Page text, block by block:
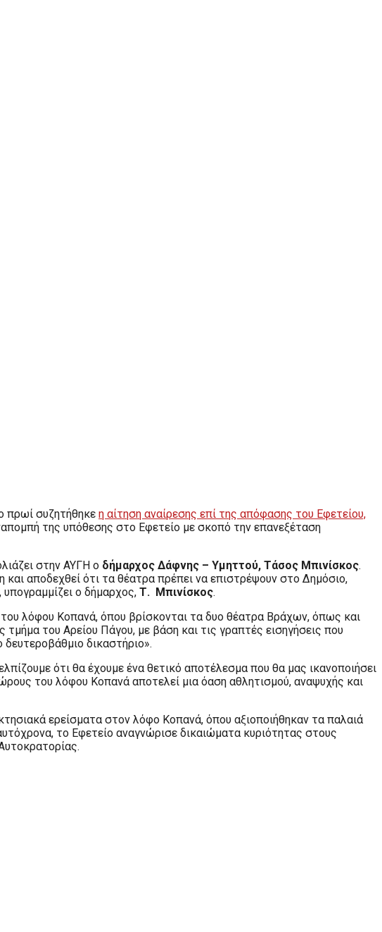
πρωί συζητήθηκε η αίτηση αναίρεσης επί της απόφασης του Εφετείου,
της υπόθεσης στο Εφετείο με σκοπό την επανεξέταση
στην ΑΥΓΗ ο δήμαρχος Δάφνης – Υμηττού, Τάσος Μπινίσκος.
αποδεχθεί ότι τα θέατρα πρέπει να επιστρέψουν στο Δημόσιο,
ο δήμαρχος, Τ. Μπινίσκος.
λόφου Κοπανά, όπου βρίσκονται τα δυο θέατρα Βράχων, όπως και
τμήμα του Αρείου Πάγου, με βάση και τις γραπτές εισηγήσεις που
δικαστήριο».
ότι θα έχουμε ένα θετικό αποτέλεσμα που θα μας ικανοποιήσει
του λόφου Κοπανά αποτελεί μια όαση αθλητισμού, αναψυχής και
ερείσματα στον λόφο Κοπανά, όπου αξιοποιήθηκαν τα παλαιά
το Εφετείο αναγνώρισε δικαιώματα κυριότητας στους